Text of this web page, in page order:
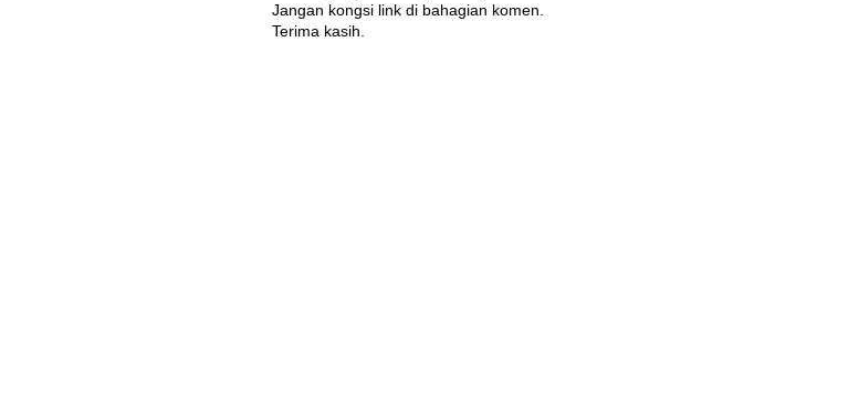
Jangan kongsi link di bahagian komen.
Terima kasih.